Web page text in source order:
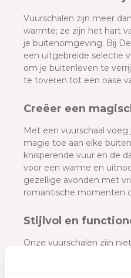
Vuurschalen zijn meer
warmte; ze zijn het hart
je buitenomgeving. Bij
een uitgebreide selectie
om je buitenleven te
te toveren tot een oase
Creëer een
Met een vuurschaal
magie toe aan elke
knisperende vuur en de
voor een warme en
gezellige avonden met
romantische momenten
Stijlvol en
Onze vuurschalen zijn
ook stijlvol. Kies uit een
materialen, zoals